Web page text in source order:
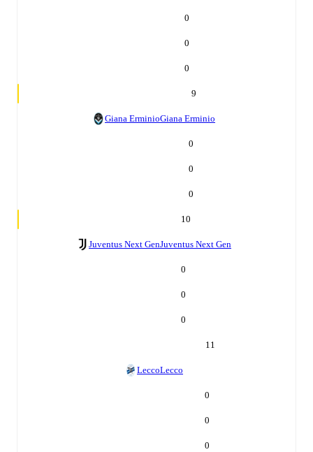
0
0
0
9
Giana ErminioGiana Erminio
0
0
0
10
Juventus Next GenJuventus Next Gen
0
0
0
11
LeccoLecco
0
0
0